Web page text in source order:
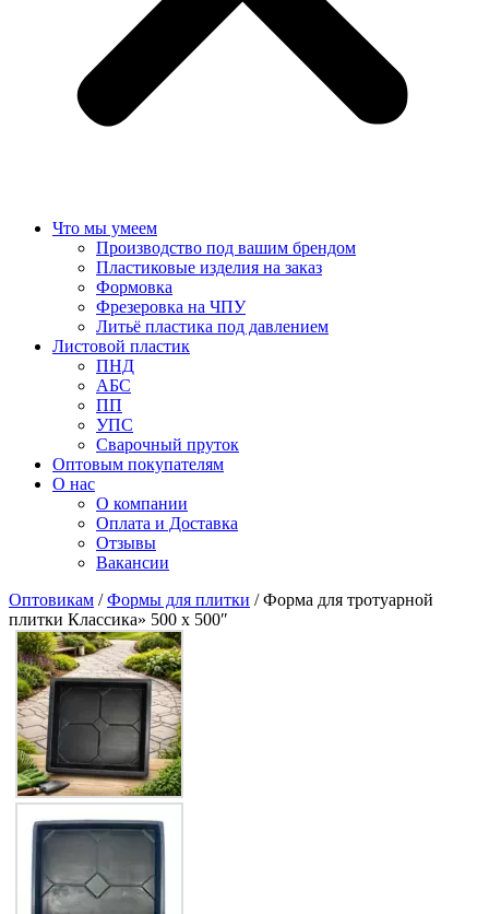
Что мы умеем
Производство под вашим брендом
Пластиковые изделия на заказ
Формовка
Фрезеровка на ЧПУ
Литьё пластика под давлением
Листовой пластик
ПНД
АБС
ПП
УПС
Сварочный пруток
Оптовым покупателям
О нас
О компании
Оплата и Доставка
Отзывы
Вакансии
Оптовикам /Формы для плитки / Форма для тротуарной
плитки Классика» 500 х 500″